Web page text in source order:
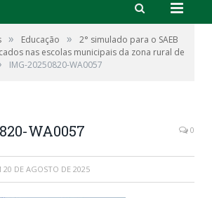
» Educação »
2° simulado para o SAEB
nas escolas municipais da zona rural de
IMG-20250820-WA0057
WA0057 0
20 DE AGOSTO DE 2025